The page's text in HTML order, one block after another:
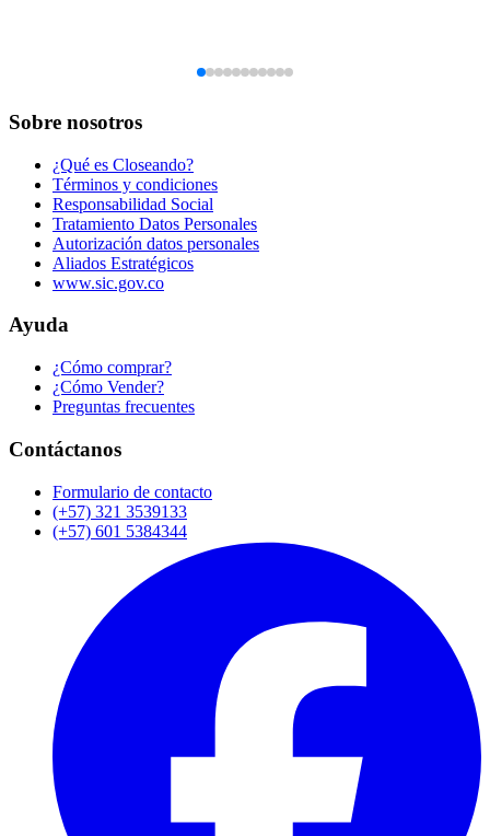
Sobre nosotros
¿Qué es Closeando?
Términos y condiciones
Responsabilidad Social
Tratamiento Datos Personales
Autorización datos personales
Aliados Estratégicos
www.sic.gov.co
Ayuda
¿Cómo comprar?
¿Cómo Vender?
Preguntas frecuentes
Contáctanos
Formulario de contacto
(+57) 321 3539133
(+57) 601 5384344